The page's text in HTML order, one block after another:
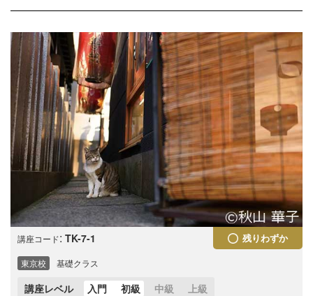
講座コード: TK-7-1 残りわずか
東京校 基礎クラス
講座レベル 入門 初級 中級 上級